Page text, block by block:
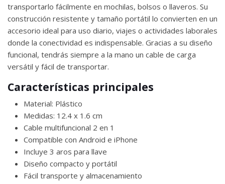
transportarlo fácilmente en mochilas, bolsos o llaveros. Su
construcción resistente y tamaño portátil lo convierten en un
accesorio ideal para uso diario, viajes o actividades laborales
donde la conectividad es indispensable. Gracias a su diseño
funcional, tendrás siempre a la mano un cable de carga
versátil y fácil de transportar.
Características principales
Material: Plástico
Medidas: 12.4 x 1.6 cm
Cable multifuncional 2 en 1
Compatible con Android e iPhone
Incluye 3 aros para llave
Diseño compacto y portátil
Fácil transporte y almacenamiento